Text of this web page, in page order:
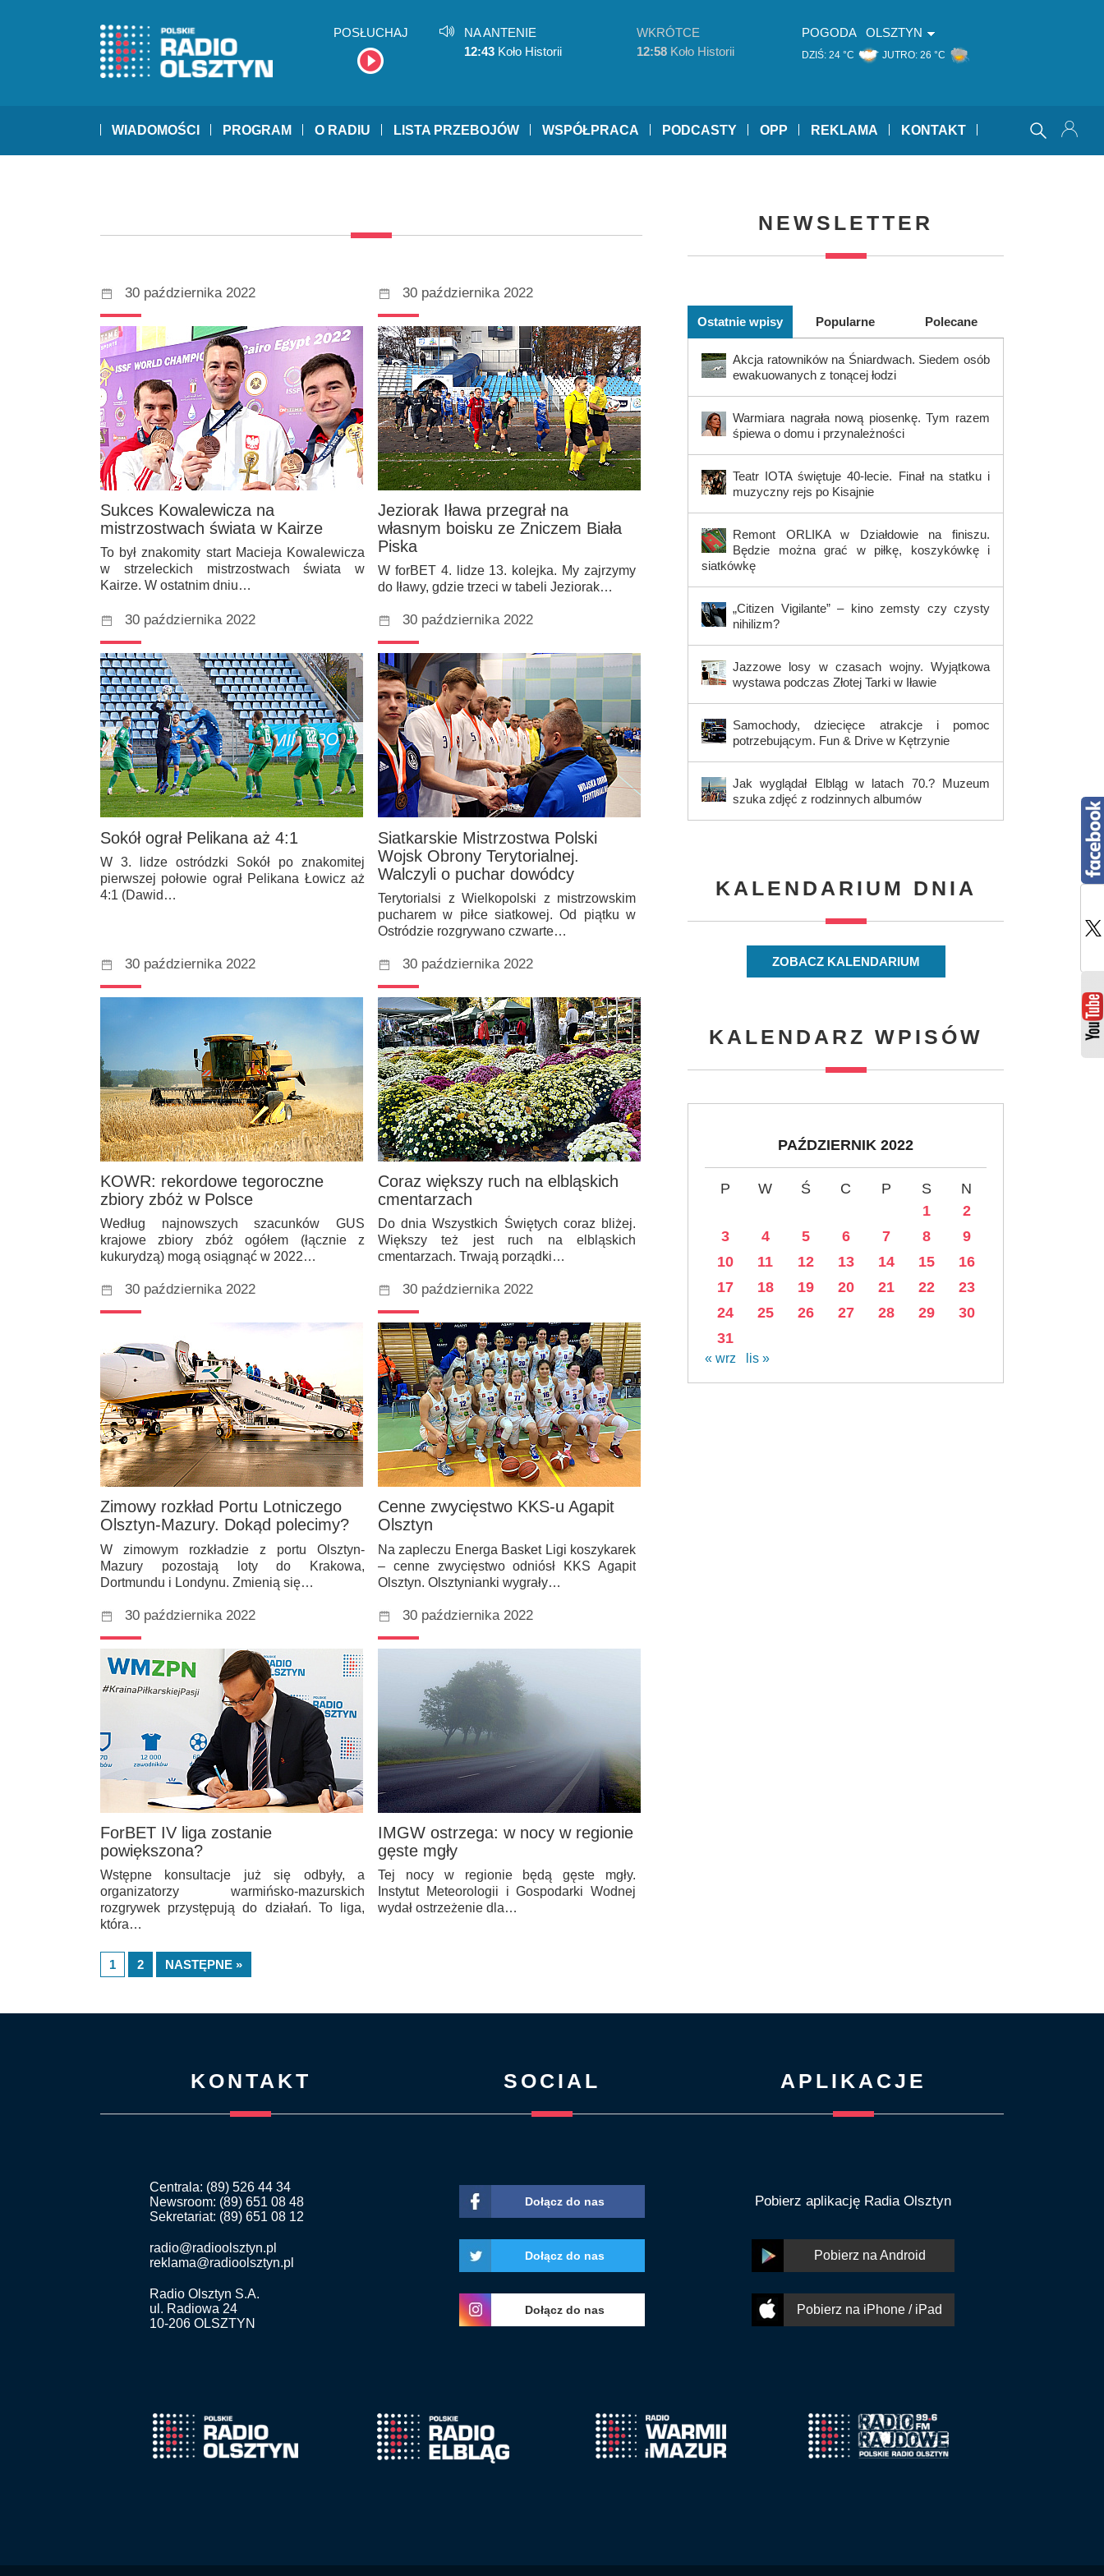
POSŁUCHAJ
NA ANTENIE
12:43 Koło Historii
WKRÓTCE
12:58 Koło Historii
POGODA OLSZTYN
DZIŚ: 24 °C JUTRO: 26 °C
WIADOMOŚCI PROGRAM O RADIU LISTA PRZEBOJÓW WSPÓŁPRACA PODCASTY OPP REKLAMA KONTAKT
30 października 2022
Sukces Kowalewicza na
mistrzostwach świata w Kairze
To był znakomity start Macieja Kowalewicza
w strzeleckich mistrzostwach świata w
Kairze. W ostatnim dniu…
30 października 2022
Jeziorak Iława przegrał na
własnym boisku ze Zniczem Biała
Piska
W forBET 4. lidze 13. kolejka. My zajrzymy
do Iławy, gdzie trzeci w tabeli Jeziorak…
30 października 2022
Sokół ograł Pelikana aż 4:1
W 3. lidze ostródzki Sokół po znakomitej
pierwszej połowie ograł Pelikana Łowicz aż
4:1 (Dawid…
30 października 2022
Siatkarskie Mistrzostwa Polski
Wojsk Obrony Terytorialnej.
Walczyli o puchar dowódcy
Terytorialsi z Wielkopolski z mistrzowskim
pucharem w piłce siatkowej. Od piątku w
Ostródzie rozgrywano czwarte…
30 października 2022
KOWR: rekordowe tegoroczne
zbiory zbóż w Polsce
Według najnowszych szacunków GUS
krajowe zbiory zbóż ogółem (łącznie z
kukurydzą) mogą osiągnąć w 2022…
30 października 2022
Coraz większy ruch na elbląskich
cmentarzach
Do dnia Wszystkich Świętych coraz bliżej.
Większy też jest ruch na elbląskich
cmentarzach. Trwają porządki…
30 października 2022
Zimowy rozkład Portu Lotniczego
Olsztyn-Mazury. Dokąd polecimy?
W zimowym rozkładzie z portu Olsztyn-
Mazury pozostają loty do Krakowa,
Dortmundu i Londynu. Zmienią się…
30 października 2022
Cenne zwycięstwo KKS-u Agapit
Olsztyn
Na zapleczu Energa Basket Ligi koszykarek
– cenne zwycięstwo odniósł KKS Agapit
Olsztyn. Olsztynianki wygrały…
30 października 2022
ForBET IV liga zostanie
powiększona?
Wstępne konsultacje już się odbyły, a
organizatorzy warmińsko-mazurskich
rozgrywek przystępują do działań. To liga,
która…
30 października 2022
IMGW ostrzega: w nocy w regionie
gęste mgły
Tej nocy w regionie będą gęste mgły.
Instytut Meteorologii i Gospodarki Wodnej
wydał ostrzeżenie dla…
1 2 NASTĘPNE »
NEWSLETTER
Ostatnie wpisy Popularne Polecane
Akcja ratowników na Śniardwach. Siedem osób
ewakuowanych z tonącej łodzi
Warmiara nagrała nową piosenkę. Tym razem
śpiewa o domu i przynależności
Teatr IOTA świętuje 40-lecie. Finał na statku i
muzyczny rejs po Kisajnie
Remont ORLIKA w Działdowie na finiszu.
Będzie można grać w piłkę, koszykówkę i
siatkówkę
„Citizen Vigilante” – kino zemsty czy czysty
nihilizm?
Jazzowe losy w czasach wojny. Wyjątkowa
wystawa podczas Złotej Tarki w Iławie
Samochody, dziecięce atrakcje i pomoc
potrzebującym. Fun & Drive w Kętrzynie
Jak wyglądał Elbląg w latach 70.? Muzeum
szuka zdjęć z rodzinnych albumów
KALENDARIUM DNIA
ZOBACZ KALENDARIUM
KALENDARZ WPISÓW
PAŹDZIERNIK 2022
P W Ś C P S
N
1
2
3
4 5 6 7 8
9
10
11 12 13 14 15
16
17
18 19 20 21 22
23
24
25 26 27 28 29
30
31
« wrz lis »
KONTAKT
Centrala: (89) 526 44 34
Newsroom: (89) 651 08 48
Sekretariat: (89) 651 08 12
radio@radioolsztyn.pl
reklama@radioolsztyn.pl
Radio Olsztyn S.A.
ul. Radiowa 24
10-206 OLSZTYN
SOCIAL
Dołącz do nas
Dołącz do nas
Dołącz do nas
APLIKACJE
Pobierz aplikację Radia Olsztyn
Pobierz na Android
Pobierz na iPhone / iPad